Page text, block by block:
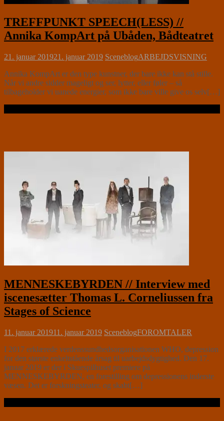
TREFFPUNKT SPEECH(LESS) //
Annika KompArt på Ubåden, Bådteatret
21. januar 201921. januar 2019 SceneblogARBEJDSVISNING
Annika KompArt er den type kunstner, der bare ikke kan stå stille.
Når vi andre sidder mageligt og ser, lytter, eller føler – så
tilbageholder vi uanede energier, som ikke bare ville give os selv[…]
MENNESKEBYRDEN // Interview med
iscenesætter Thomas L. Corneliussen fra
Stages of Science
11. januar 201911. januar 2019 SceneblogFOROMTALER
I 2017 erklærede verdenssundhedsorganisationen WHO, depression
for den største enkeltstående årsag til uarbejdsdygtighed. Den 17.
januar 2019 er der i Skuespilhuset premiere på
MENNESKEBYRDEN, en forestilling om depressionens inderste
væsen. Det er forskningsteater, og skabt[…]